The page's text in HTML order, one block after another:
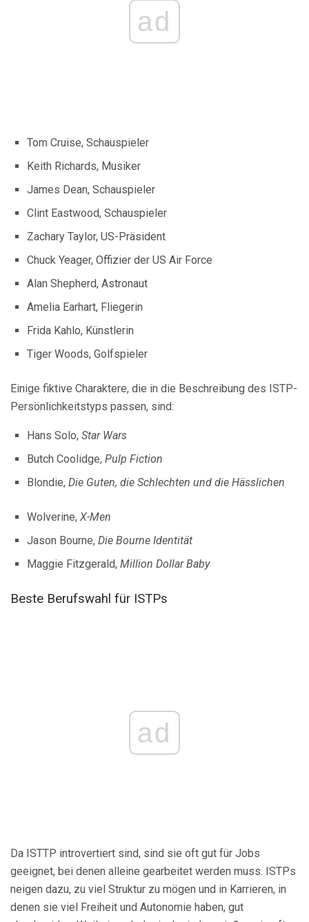
ad
Tom Cruise, Schauspieler
Keith Richards, Musiker
James Dean, Schauspieler
Clint Eastwood, Schauspieler
Zachary Taylor, US-Präsident
Chuck Yeager, Offizier der US Air Force
Alan Shepherd, Astronaut
Amelia Earhart, Fliegerin
Frida Kahlo, Künstlerin
Tiger Woods, Golfspieler
Einige fiktive Charaktere, die in die Beschreibung des ISTP-
Persönlichkeitstyps passen, sind:
Hans Solo, Star Wars
Butch Coolidge, Pulp Fiction
Blondie, Die Guten, die Schlechten und die Hässlichen
Wolverine, X-Men
Jason Bourne, Die Bourne Identität
Maggie Fitzgerald, Million Dollar Baby
Beste Berufswahl für ISTPs
ad
Da ISTTP introvertiert sind, sind sie oft gut für Jobs
geeignet, bei denen alleine gearbeitet werden muss. ISTPs
neigen dazu, zu viel Struktur zu mögen und in Karrieren, in
denen sie viel Freiheit und Autonomie haben, gut